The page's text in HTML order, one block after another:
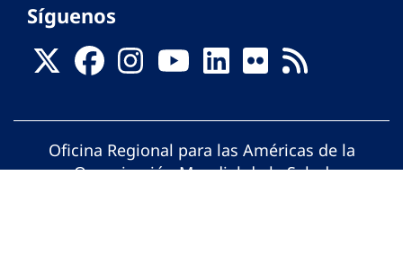
Síguenos
Oficina Regional para las Américas de la
Organización Mundial de la Salud